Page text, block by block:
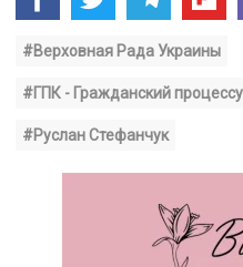
#Верховная Рада Украины
#ГПК - Гражданский
#Руслан Стефанчук